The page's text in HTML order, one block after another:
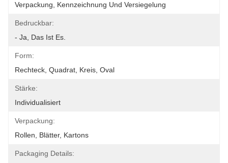
Verpackung, Kennzeichnung Und Versiegelung
Bedruckbar:
- Ja, Das Ist Es.
Form:
Rechteck, Quadrat, Kreis, Oval
Stärke:
Individualisiert
Verpackung:
Rollen, Blätter, Kartons
Packaging Details: